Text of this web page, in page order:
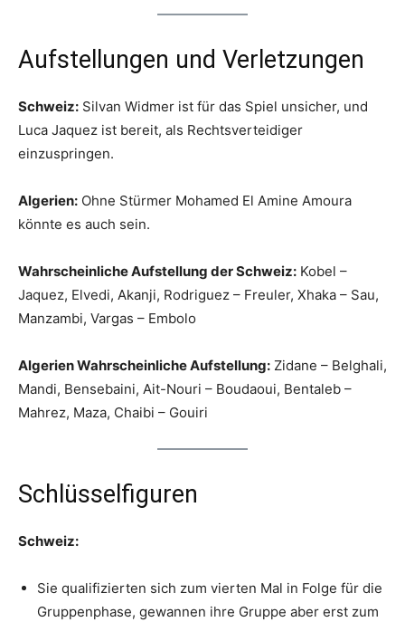
Aufstellungen und Verletzungen
Schweiz: Silvan Widmer ist für das Spiel unsicher, und
Luca Jaquez ist bereit, als Rechtsverteidiger
einzuspringen.
Algerien: Ohne Stürmer Mohamed El Amine Amoura
könnte es auch sein.
Wahrscheinliche Aufstellung der Schweiz: Kobel –
Jaquez, Elvedi, Akanji, Rodriguez – Freuler, Xhaka – Sau,
Manzambi, Vargas – Embolo
Algerien Wahrscheinliche Aufstellung: Zidane – Belghali,
Mandi, Bensebaini, Ait-Nouri – Boudaoui, Bentaleb –
Mahrez, Maza, Chaibi – Gouiri
Schlüsselfiguren
Schweiz:
Sie qualifizierten sich zum vierten Mal in Folge für die
Gruppenphase, gewannen ihre Gruppe aber erst zum